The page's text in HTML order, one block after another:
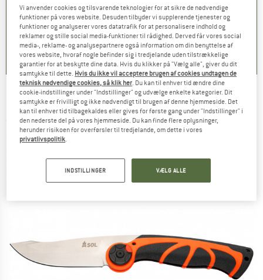
pris
€
8
)
Pris
149,95 € Nedsat pris
fra 101,97 €
+1
4,6(71)
Pris
159,95 € Nedsat pris
fra127,96 €
+10
4,7(48)
SOL - Stoke Pivot Knife & Saw - Knive
(0)
Vi anvender cookies og tilsvarende teknologier for at sikre de nødvendige
funktioner på vores website. Desuden tilbyder vi supplerende tjenester og
funktioner og analyserer vores datatrafik for at personalisere indhold og
reklamer og stille social media-funktioner til rådighed. Derved får vores social
media-, reklame- og analysepartnere også information om din benyttelse af
vores website, hvoraf nogle befinder sig i tredjelande uden tilstrækkelige
garantier for at beskytte dine data. Hvis du klikker på "Vælg alle", giver du dit
samtykke til dette. Hvis du ikke vil acceptere brugen af cookies undtagen de
teknisk nødvendige cookies, så klik her . Du kan til enhver tid ændre dine
cookie-indstillinger under "Indstillinger" og udvælge enkelte kategorier. Dit
samtykke er frivilligt og ikke nødvendigt til brugen af denne hjemmeside. Det
kan til enhver tid tilbagekaldes eller gives for første gang under "Indstillinger" i
den nederste del på vores hjemmeside. Du kan finde flere oplysninger,
herunder risikoen for overførsler til tredjelande, om dette i vores
privatlivspolitik
INDSTILLINGER VÆLG ALLE